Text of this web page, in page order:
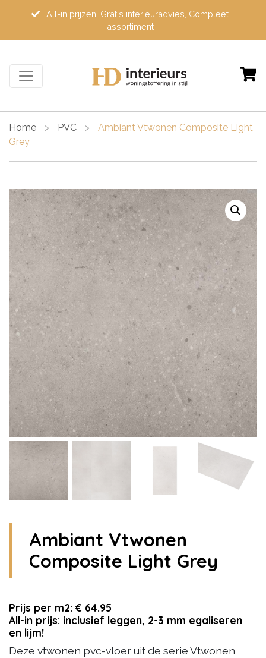
All-in prijzen, Gratis interieuradvies, Compleet
assortiment
Home > PVC >
Ambiant Vtwonen Composite Light
Grey
Ambiant Vtwonen
Composite Light Grey
Prijs per m2: € 64.95
All-in prijs: inclusief leggen, 2-3 mm egaliseren
en lijm!
Deze vtwonen pvc-vloer uit de serie Vtwonen